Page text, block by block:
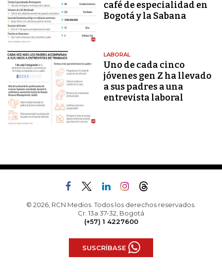
café de especialidad en
Bogotá y la Sabana
LABORAL
Uno de cada cinco
jóvenes gen Z ha llevado
a sus padres a una
entrevista laboral
© 2026, RCN Medios. Todos los derechos reservados.
Cr. 13a 37-32, Bogotá
(+57) 1 4227600
SUSCRÍBASE